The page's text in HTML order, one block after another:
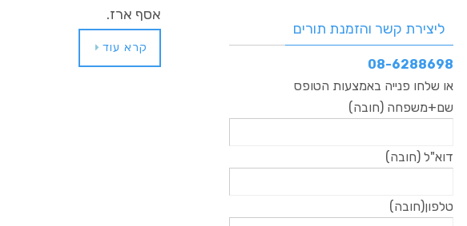
אסף ארז.
קרא עוד
ליצירת קשר והזמנת תורים
08-6288698
או שלחו פנייה באמצעות הטופס
שם+משפחה (חובה)
דוא"ל (חובה)
טלפון(חובה)